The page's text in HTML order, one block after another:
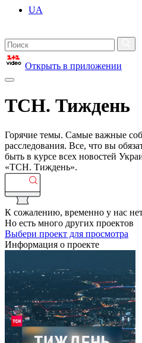
UA
Открыть в приложении
ТСН. Тиждень
Горячие темы. Самые важные
расследования. Все, что вы
быть в курсе всех новостей
«ТСН. Тиждень».
К сожалению, временно у нас
Но есть много других проектов
Выбери проект для просмотра
Информация о проекте